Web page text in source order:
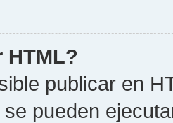
HTML?
publicar en
pueden